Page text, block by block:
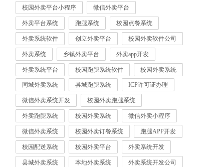
校园外卖平台小程序 微信外卖平台
外卖平台系统 跑腿系统 校园点餐系统
外卖系统软件 创立外卖平台 校园外卖软件公司
外卖系统 乡镇外卖平台 外卖app开发
外卖系统平台 校园跑腿系统软件 校园外卖系统
同城外卖系统 县城跑腿系统 ICP许可证办理
微信外卖系统开发 校园外卖跑腿系统
外卖跑腿系统 校园外卖系统 微信外卖小程序
微信外卖系统 校园外卖订餐系统 跑腿APP开发
校园配送系统 校园外卖平台 外卖系统开发
县城外卖系统 本地外卖系统 外卖系统开发公司